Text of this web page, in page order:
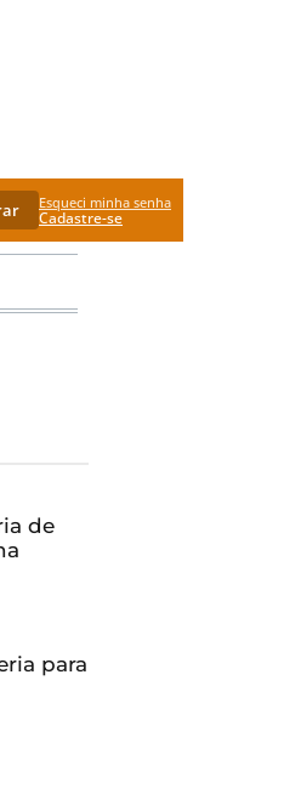
Esqueci minha senha
Cadastre-se
de
para